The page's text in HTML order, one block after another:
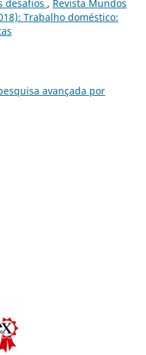
desafios , Revista Mundos
Trabalho doméstico:
avançada por